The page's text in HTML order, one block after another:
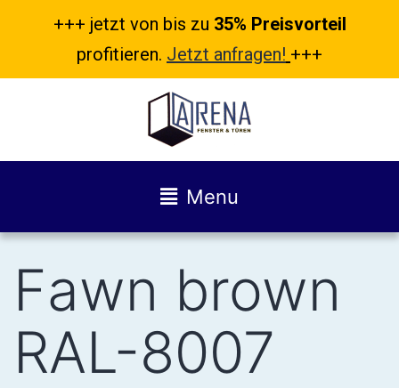
+++ jetzt von bis zu 35% Preisvorteil
profitieren. Jetzt anfragen! +++
Menu
Fawn brown
RAL-8007